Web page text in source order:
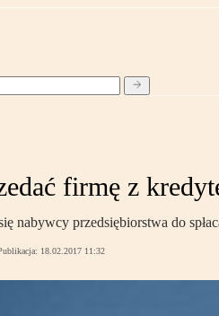
firmę z
nabywcy przedsiębiorstwa do
18.02.2017 11:32